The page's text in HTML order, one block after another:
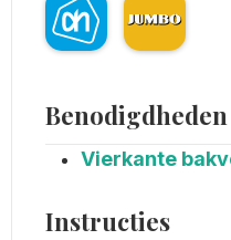
Benodigdheden
Vierkante
Instructies